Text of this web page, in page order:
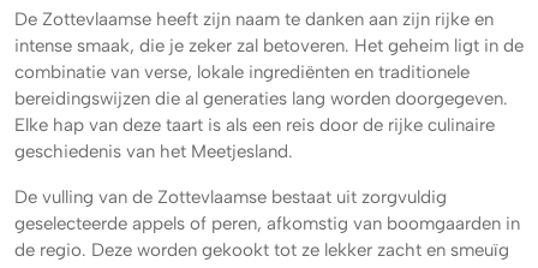
De Zottevlaamse heeft zijn naam te danken aan zijn rijke en
intense smaak, die je zeker zal betoveren. Het geheim ligt in de
combinatie van verse, lokale ingrediënten en traditionele
bereidingswijzen die al generaties lang worden doorgegeven.
Elke hap van deze taart is als een reis door de rijke culinaire
geschiedenis van het Meetjesland.
De vulling van de Zottevlaamse bestaat uit zorgvuldig
geselecteerde appels of peren, afkomstig van boomgaarden in
de regio. Deze worden gekookt tot ze lekker zacht en smeuïg